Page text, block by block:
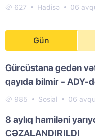
627 Hadisə 06
Gün
Gürcüstana gedən
qayıda bilmir - ADY-
985 Sosial 06
8 aylıq hamiləni
CƏZALANDIRILDI